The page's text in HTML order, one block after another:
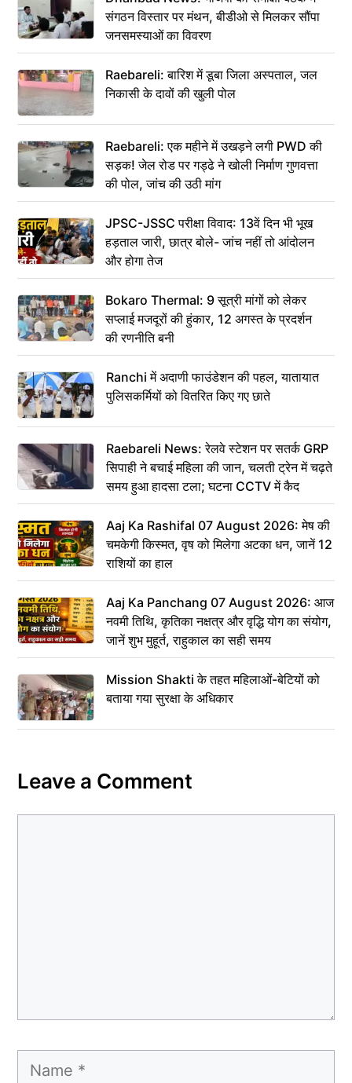
संगठन विस्तार पर मंथन, बीडीओ से मिलकर सौंपा
जनसमस्याओं का विवरण
Raebareli: बारिश में डूबा जिला अस्पताल, जल
निकासी के दावों की खुली पोल
Raebareli: एक महीने में उखड़ने लगी PWD की
सड़क! जेल रोड पर गड्ढे ने खोली निर्माण गुणवत्ता
की पोल, जांच की उठी मांग
JPSC-JSSC परीक्षा विवाद: 13वें दिन भी भूख
हड़ताल जारी, छात्र बोले- जांच नहीं तो आंदोलन
और होगा तेज
Bokaro Thermal: 9 सूत्री मांगों को लेकर
सप्लाई मजदूरों की हुंकार, 12 अगस्त के प्रदर्शन
की रणनीति बनी
Ranchi में अदाणी फाउंडेशन की पहल, यातायात
पुलिसकर्मियों को वितरित किए गए छाते
Raebareli News: रेलवे स्टेशन पर सतर्क GRP
सिपाही ने बचाई महिला की जान, चलती ट्रेन में चढ़ते
समय हुआ हादसा टला; घटना CCTV में कैद
Aaj Ka Rashifal 07 August 2026: मेष की
चमकेगी किस्मत, वृष को मिलेगा अटका धन, जानें 12
राशियों का हाल
Aaj Ka Panchang 07 August 2026: आज
नवमी तिथि, कृतिका नक्षत्र और वृद्धि योग का संयोग,
जानें शुभ मुहूर्त, राहुकाल का सही समय
Mission Shakti के तहत महिलाओं-बेटियों को
बताया गया सुरक्षा के अधिकार
Leave a Comment
Name